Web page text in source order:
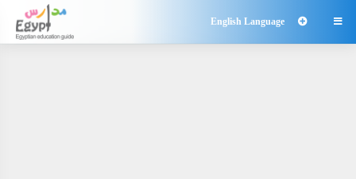

English Language